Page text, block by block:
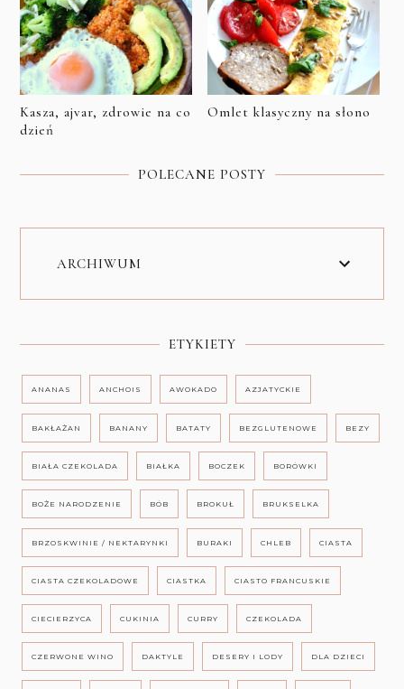
Kasza, ajvar, zdrowie na co
dzień
Omlet klasyczny na słono
POLECANE POSTY
ARCHIWUM
ETYKIETY
ANANAS ANCHOIS AWOKADO AZJATYCKIE
BAKŁAŻAN BANANY BATATY BEZGLUTENOWE BEZY
BIAŁA CZEKOLADA BIAŁKA BOCZEK BORÓWKI
BOŻE NARODZENIE BÓB BROKUŁ BRUKSELKA
BRZOSKWINIE / NEKTARYNKI BURAKI CHLEB CIASTA
CIASTA CZEKOLADOWE CIASTKA CIASTO FRANCUSKIE
CIECIERZYCA CUKINIA CURRY CZEKOLADA
CZERWONE WINO DAKTYLE DESERY I LODY DLA DZIECI